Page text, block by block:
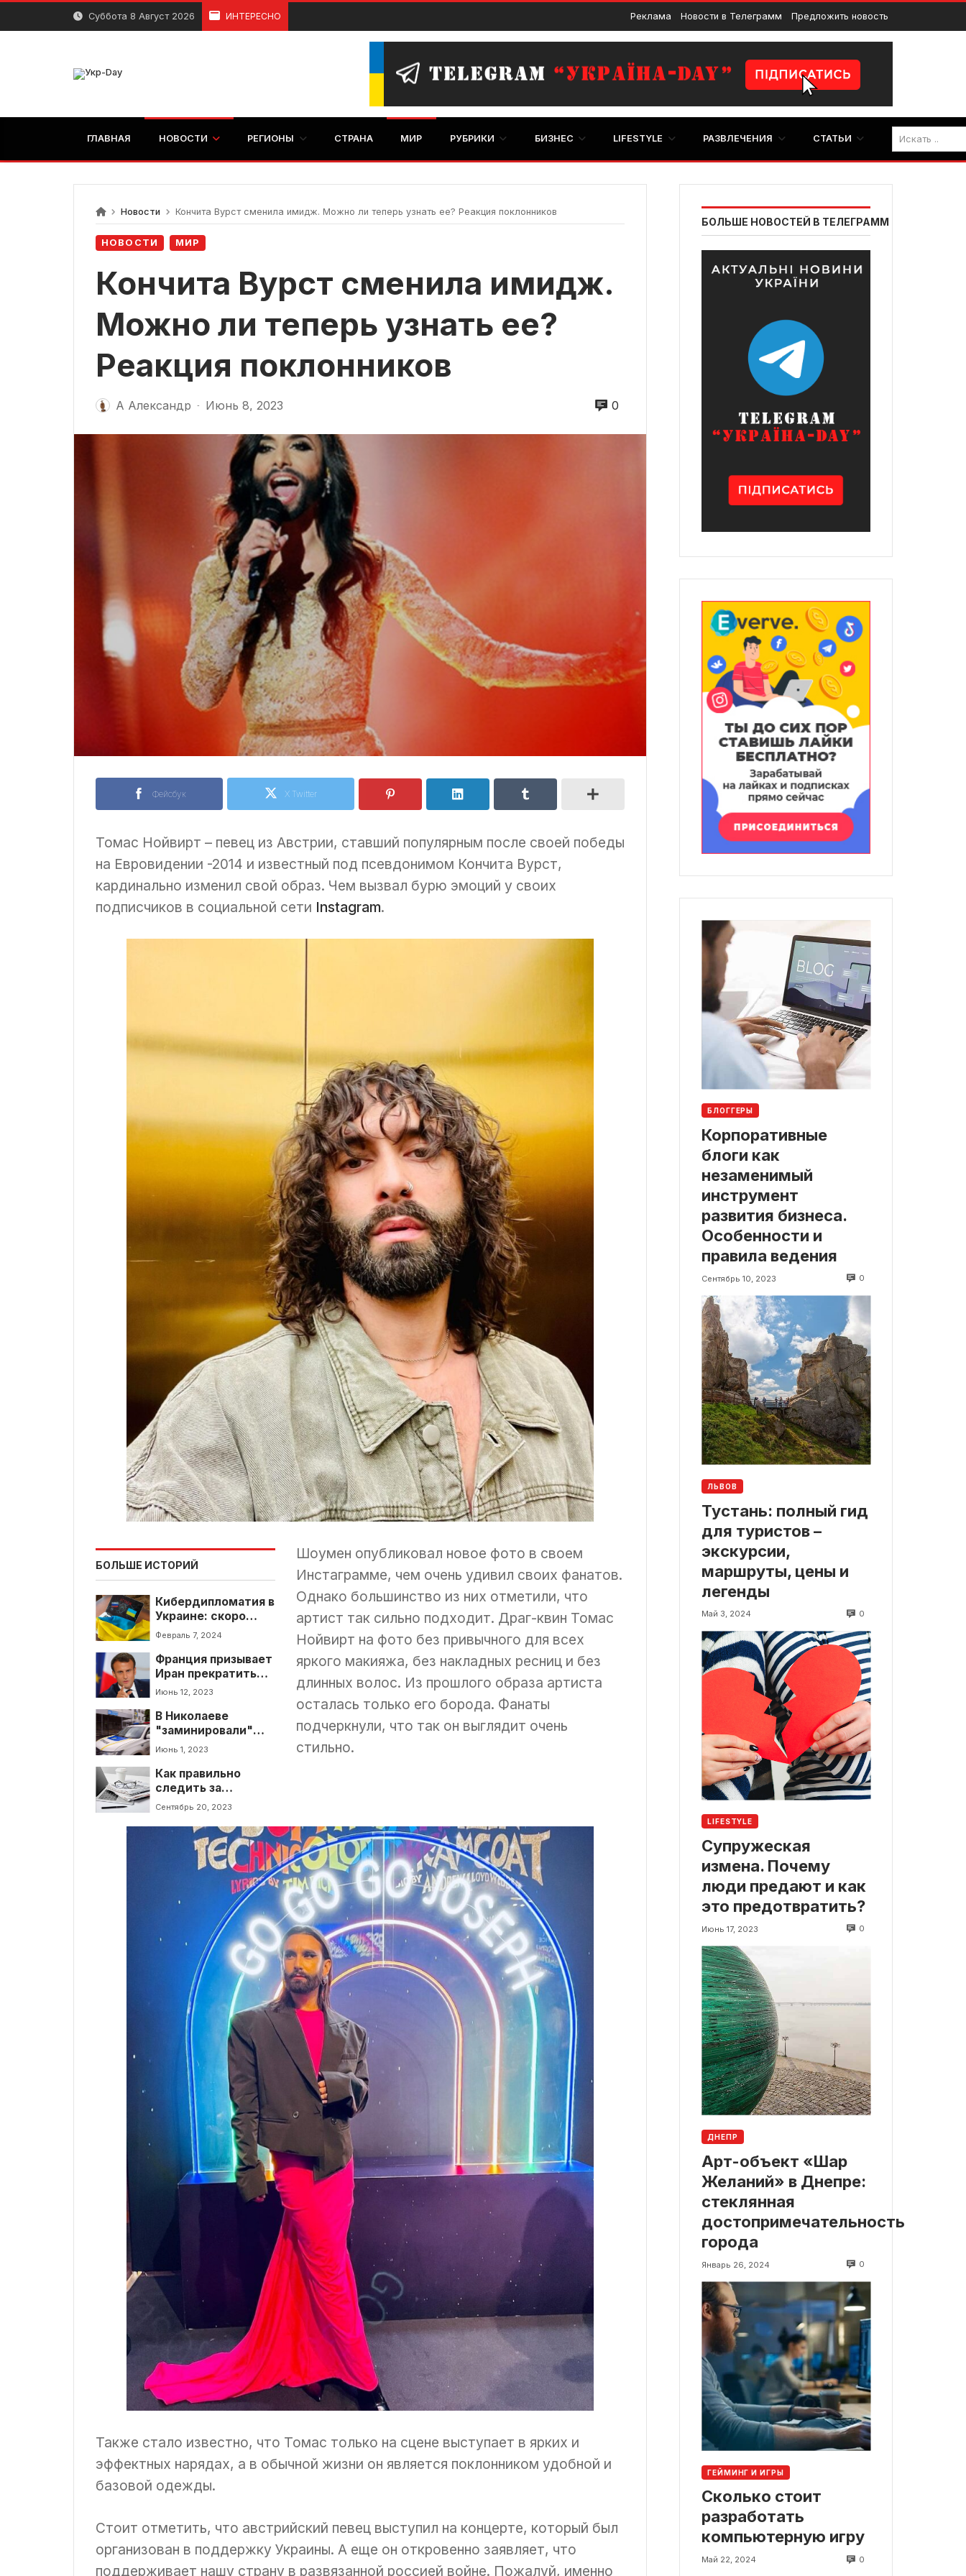
перейти
содержанию
Суббота 8 Август 2026 ИНТЕРЕСНО Реклама Новости в Телеграмм Предложить новость
ГЛАВНАЯ НОВОСТИ РЕГИОНЫ СТРАНА МИР РУБРИКИ БИЗНЕС LIFESTYLE РАЗВЛЕЧЕНИЯ СТАТЬИ
Новости Кончита Вурст сменила имидж. Можно ли теперь узнать ее? Реакция поклонников
НОВОСТИ МИР
Кончита Вурст сменила имидж.
Можно ли теперь узнать ее?
Реакция поклонников
А Александр - Июнь 8, 2023 0
Фейсбук X Twitter
Томас Нойвирт – певец из Австрии, ставший популярным после своей победы
на Евровидении -2014 и известный под псевдонимом Кончита Вурст,
кардинально изменил свой образ. Чем вызвал бурю эмоций у своих
подписчиков в социальной сети Instagram.
БОЛЬШЕ ИСТОРИЙ
Кибердипломатия в
Украине: скоро
появится
кибердипломата
Февраль 7, 2024
Франция призывает
Иран прекратить
поставку
россии
Июнь 12, 2023
В Николаеве
"заминировали"
все торговые
известно?
Июнь 1, 2023
Как правильно
следить за
новостями,
фильтровать их
Сентябрь 20, 2023
Шоумен опубликовал новое фото в своем
Инстаграмме, чем очень удивил своих фанатов.
Однако большинство из них отметили, что
артист так сильно подходит. Драг-квин Томас
Нойвирт на фото без привычного для всех
яркого макияжа, без накладных ресниц и без
длинных волос. Из прошлого образа артиста
осталась только его борода. Фанаты
подчеркнули, что так он выглядит очень
стильно.
Также стало известно, что Томас только на сцене выступает в ярких и
эффектных нарядах, а в обычной жизни он является поклонником удобной и
базовой одежды.
Стоит отметить, что австрийский певец выступил на концерте, который был
организован в поддержку Украины. А еще он откровенно заявляет, что
поддерживает нашу страну в развязанной россией войне. Пожалуй, именно
БОЛЬШЕ НОВОСТЕЙ В ТЕЛЕГРАММ
БЛОГГЕРЫ
Корпоративные
блоги как
незаменимый
инструмент
развития бизнеса.
Особенности и
правила ведения
Сентябрь 10, 2023 0
ЛЬВОВ
Тустань: полный гид
для туристов –
экскурсии,
маршруты, цены и
легенды
Май 3, 2024 0
LIFESTYLE
Супружеская
измена. Почему
люди предают и как
это предотвратить?
Июнь 17, 2023 0
ДНЕПР
Арт-объект «Шар
Желаний» в Днепре:
стеклянная
достопримечательность
города
Январь 26, 2024 0
ГЕЙМИНГ И ИГРЫ
Сколько стоит
разработать
компьютерную игру
Май 22, 2024 0